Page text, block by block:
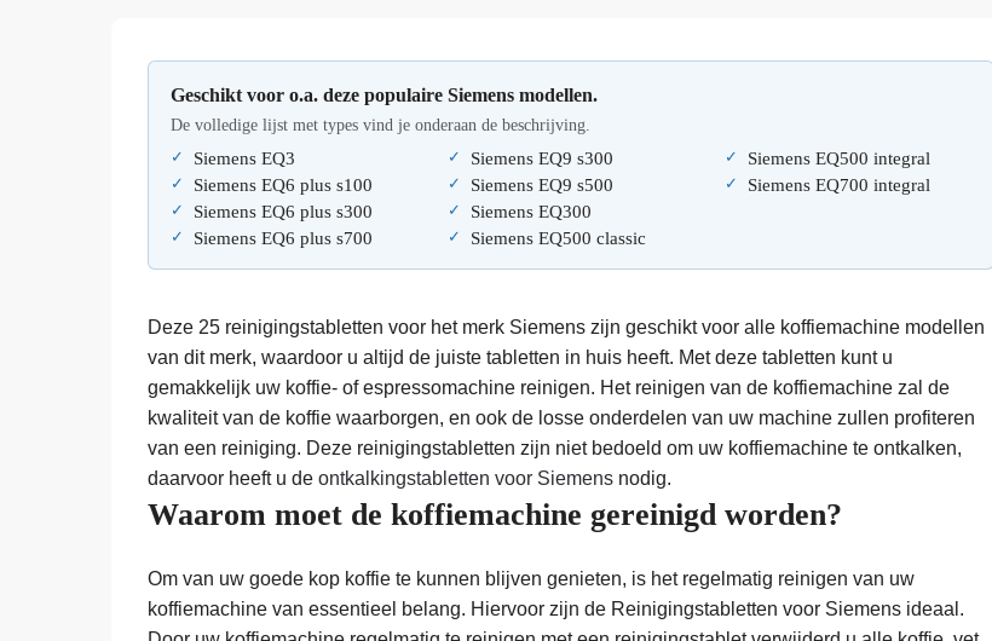
Geschikt voor o.a. deze populaire Siemens modellen.
De volledige lijst met types vind je onderaan de beschrijving.
Siemens EQ3
Siemens EQ6 plus s100
Siemens EQ6 plus s300
Siemens EQ6 plus s700
Siemens EQ9 s300
Siemens EQ9 s500
Siemens EQ300
Siemens EQ500 classic
Siemens EQ500 integral
Siemens EQ700 integral
Deze 25 reinigingstabletten voor het merk Siemens zijn geschikt voor alle koffiemachine modellen
van dit merk, waardoor u altijd de juiste tabletten in huis heeft. Met deze tabletten kunt u
gemakkelijk uw koffie- of espressomachine reinigen. Het reinigen van de koffiemachine zal de
kwaliteit van de koffie waarborgen, en ook de losse onderdelen van uw machine zullen profiteren
van een reiniging. Deze reinigingstabletten zijn niet bedoeld om uw koffiemachine te ontkalken,
daarvoor heeft u de ontkalkingstabletten voor Siemens nodig.
Waarom moet de koffiemachine gereinigd worden?
Om van uw goede kop koffie te kunnen blijven genieten, is het regelmatig reinigen van uw
koffiemachine van essentieel belang. Hiervoor zijn de Reinigingstabletten voor Siemens ideaal.